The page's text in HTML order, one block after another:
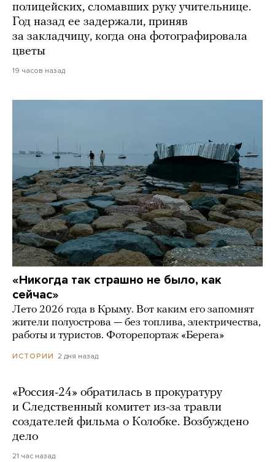
полицейских, сломавших руку учительнице.
Год назад ее задержали, приняв
за закладчицу, когда она фотографировала
цветы
19 часов назад
«Никогда так страшно не было, как
сейчас»
Лето 2026 года в Крыму. Вот каким его запомнят
жители полуострова — без топлива, электричества,
работы и туристов. Фоторепортаж «Берега»
ИСТОРИИ 2 дня назад
«Россия-24» обратилась в прокуратуру
и Следственный комитет из-за травли
создателей фильма о Колобке. Возбуждено
дело
21 час назад